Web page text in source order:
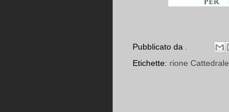
Pubblicato da
Etichette: rione Cattedrale